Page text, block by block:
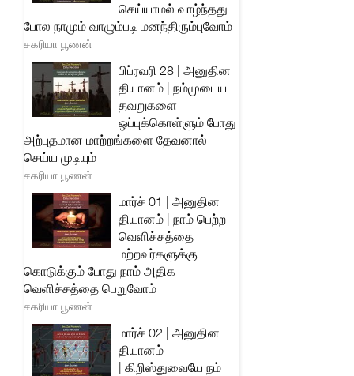
செய்யாமல் வாழ்ந்தது
போல நாமும் வாழும்படி மனந்திரும்புவோம்
சகரியா பூணன்
பிப்ரவரி 28 | அனுதின
தியானம் | நம்முடைய
தவறுகளை
ஒப்புக்கொள்ளும் போது
அற்புதமான மாற்றங்களை தேவனால்
செய்ய முடியும்
சகரியா பூணன்
மார்ச் 01 | அனுதின
தியானம் | நாம் பெற்ற
வெளிச்சத்தை
மற்றவர்களுக்கு
கொடுக்கும் போது நாம் அதிக
வெளிச்சத்தை பெறுவோம்
சகரியா பூணன்
மார்ச் 02 | அனுதின
தியானம்
| கிறிஸ்துவையே நம்